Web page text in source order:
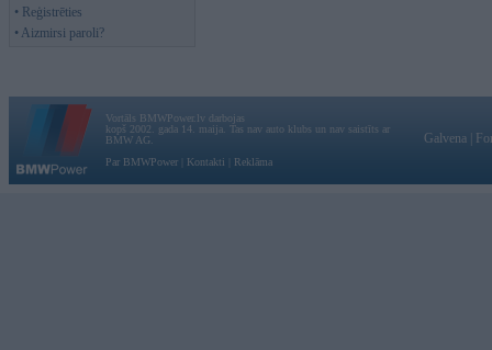
• Reģistrēties
• Aizmirsi paroli?
Vortāls BMWPower.lv darbojas
kopš 2002. gada 14. maija. Tas nav auto klubs un nav saistīts ar
BMW AG.
Par BMWPower
Kontakti Reklāma
Galvena